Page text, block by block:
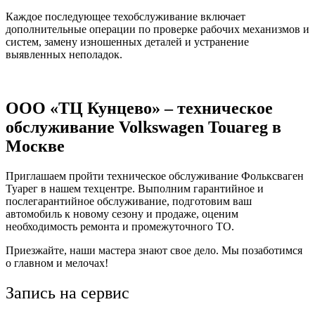
Каждое последующее техобслуживание включает
дополнительные операции по проверке рабочих механизмов и
систем, замену изношенных деталей и устранение
выявленных неполадок.
OOO «ТЦ Кунцево» – техническое
обслуживание Volkswagen Touareg в
Москве
Приглашаем пройти техническое обслуживание Фольксваген
Туарег в нашем техцентре. Выполним гарантийное и
послегарантийное обслуживание, подготовим ваш
автомобиль к новому сезону и продаже, оценим
необходимость ремонта и промежуточного ТО.
Приезжайте, наши мастера знают свое дело. Мы позаботимся
о главном и мелочах!
Запись на сервис